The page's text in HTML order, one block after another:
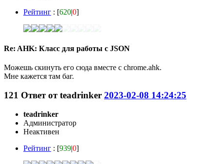
Рейтинг : [620|0]
Re: AHK: Класс для работы с JSON
Можешь скинуть его сюда вместе с chrome.ahk.
Мне кажется там баг.
121 Ответ отteadrinker 2023-02-08 14:24:25
teadrinker
Администратор
Неактивен
Рейтинг : [939|0]